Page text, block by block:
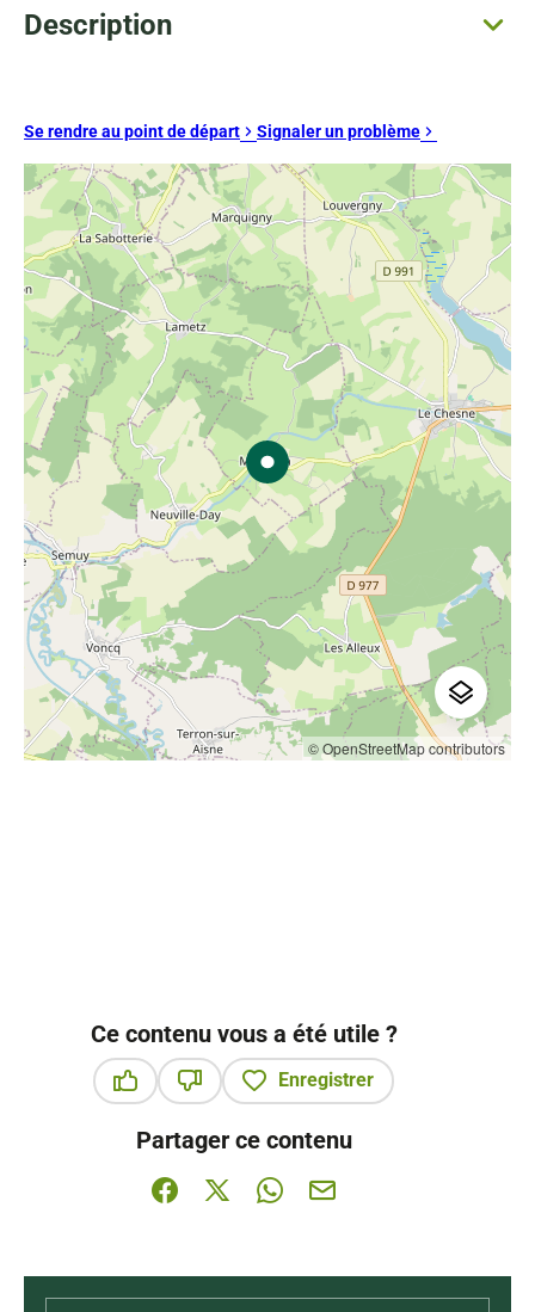
Description
Se rendre au point de départ Signaler un problème
© OpenStreetMap contributors
Ce contenu vous a été utile ?
Enregistrer
Partager ce contenu
Partager sur Facebook (nouvelle fenêtre)
Partager sur X / Twitter (nouvelle
Partager sur WhatsApp
Partager par mail